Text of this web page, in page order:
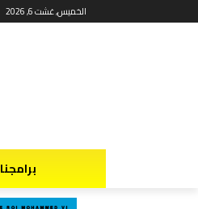
الخميس, غشت 6, 2026
برامجنا